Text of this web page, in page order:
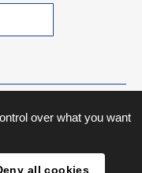
over what you want
all cookies